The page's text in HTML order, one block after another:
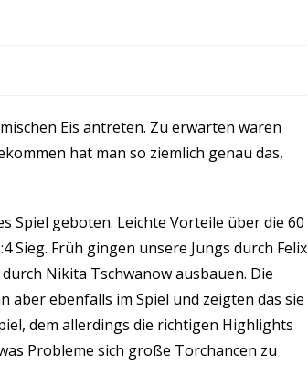
Eis antreten. Zu erwarten waren
hat man so ziemlich genau das,
Spiel geboten. Leichte Vorteile über die 60
Sieg. Früh gingen unsere Jungs durch Felix
Nikita Tschwanow ausbauen. Die
aber ebenfalls im Spiel und zeigten das sie
dem allerdings die richtigen Highlights
Probleme sich große Torchancen zu